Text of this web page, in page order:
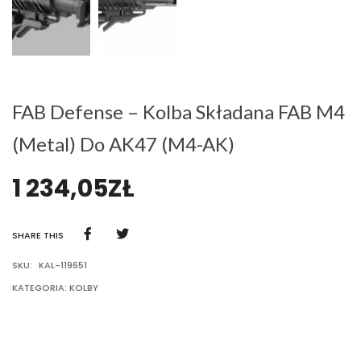
FAB Defense – Kolba Składana FAB M4
(Metal) Do AK47 (M4-AK)
1 234,05ZŁ
SHARE THIS
SKU: KAL-119651
KATEGORIA: KOLBY